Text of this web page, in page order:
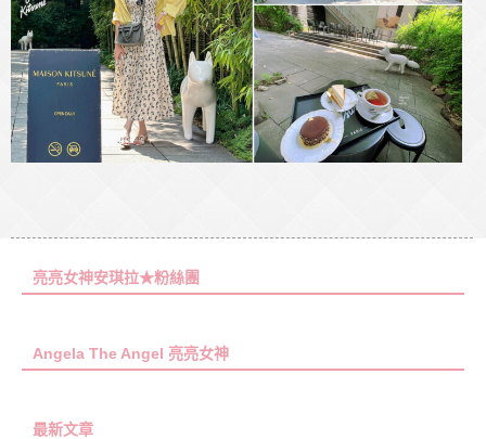
亮亮女神安琪拉★粉絲團
Angela The Angel 亮亮女神
最新文章